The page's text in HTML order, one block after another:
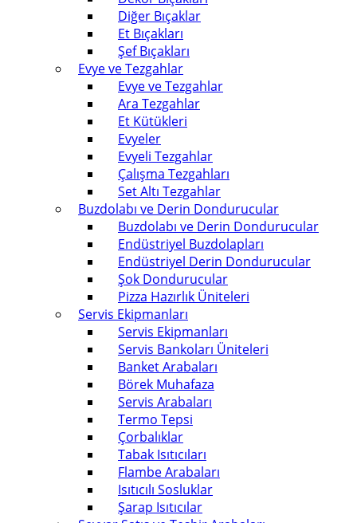
Diğer Bıçaklar
Et Bıçakları
Şef Bıçakları
Evye ve Tezgahlar
Evye ve Tezgahlar
Ara Tezgahlar
Et Kütükleri
Evyeler
Evyeli Tezgahlar
Çalışma Tezgahları
Set Altı Tezgahlar
Buzdolabı ve Derin Dondurucular
Buzdolabı ve Derin Dondurucular
Endüstriyel Buzdolapları
Endüstriyel Derin Dondurucular
Şok Dondurucular
Pizza Hazırlık Üniteleri
Servis Ekipmanları
Servis Ekipmanları
Servis Bankoları Üniteleri
Banket Arabaları
Börek Muhafaza
Servis Arabaları
Termo Tepsi
Çorbalıklar
Tabak Isıtıcıları
Flambe Arabaları
Isıtıcılı Sosluklar
Şarap Isıtıcılar